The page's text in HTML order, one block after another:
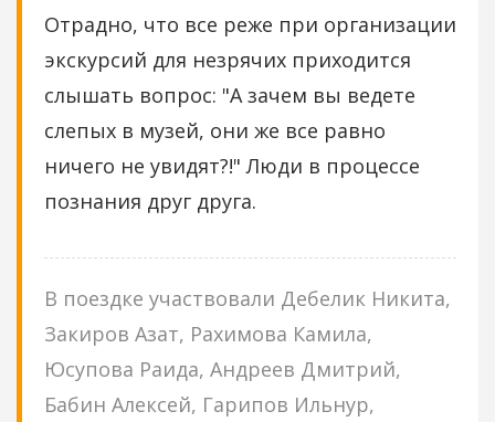
Отрадно, что все реже при организации
экскурсий для незрячих приходится
слышать вопрос: "А зачем вы ведете
слепых в музей, они же все равно
ничего не увидят?!" Люди в процессе
познания друг друга.
В поездке участвовали Дебелик Никита,
Закиров Азат, Рахимова Камила,
Юсупова Раида, Андреев Дмитрий,
Бабин Алексей, Гарипов Ильнур,